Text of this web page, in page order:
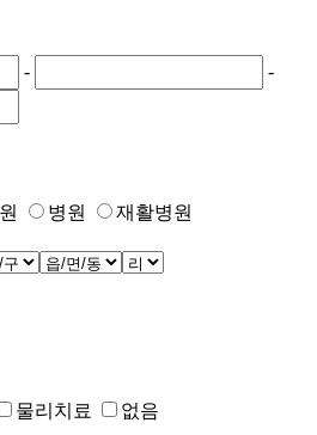
-
-
병원
재활병원
물리치료
없음